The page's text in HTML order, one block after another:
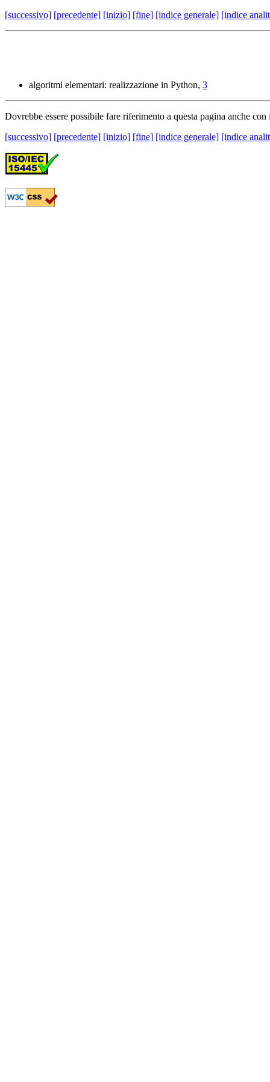
[successivo] [precedente] [inizio] [fine] [indice generale] [indice
algoritmi elementari: realizzazione in Python, 3
Dovrebbe essere possibile fare riferimento a questa pagina anche
[successivo] [precedente] [inizio] [fine] [indice generale] [indice